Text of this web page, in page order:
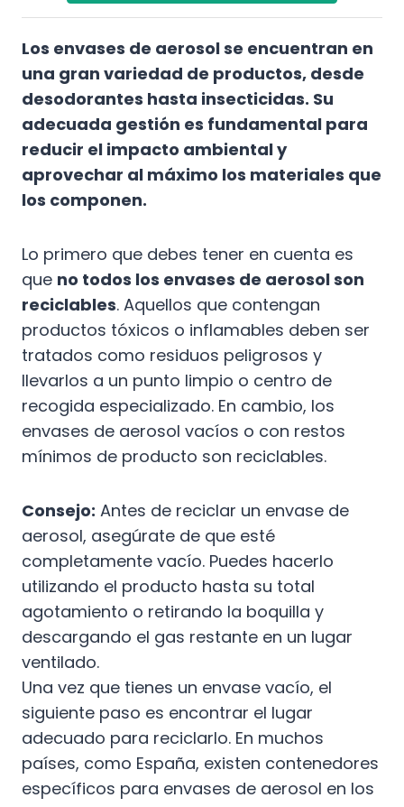
Los envases de aerosol se encuentran en
una gran variedad de productos, desde
desodorantes hasta insecticidas. Su
adecuada gestión es fundamental para
reducir el impacto ambiental y
aprovechar al máximo los materiales que
los componen.
Lo primero que debes tener en cuenta es
que no todos los envases de aerosol son
reciclables. Aquellos que contengan
productos tóxicos o inflamables deben ser
tratados como residuos peligrosos y
llevarlos a un punto limpio o centro de
recogida especializado. En cambio, los
envases de aerosol vacíos o con restos
mínimos de producto son reciclables.
Consejo: Antes de reciclar un envase de
aerosol, asegúrate de que esté
completamente vacío. Puedes hacerlo
utilizando el producto hasta su total
agotamiento o retirando la boquilla y
descargando el gas restante en un lugar
ventilado.
Una vez que tienes un envase vacío, el
siguiente paso es encontrar el lugar
adecuado para reciclarlo. En muchos
países, como España, existen contenedores
específicos para envases de aerosol en los